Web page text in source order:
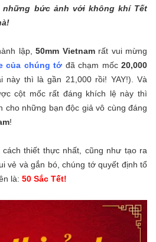
bức ảnh với không khí Tết
lập, 50mm Vietnamrất vui mừng
của chúng tớ đã chạm mốc 20,000
này thì là gần 21,000 rồi! YAY!). Và
cột mốc rất đáng khích lệ này thì
cho những bạn độc giả vô cùng đáng
!
thiết thực nhất, cũng như tạo ra
vẻ và gắn bó, chúng tớ quyết định tổ
là: 50 Sắc Tết!